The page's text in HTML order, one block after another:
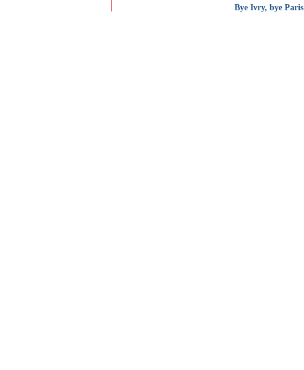
Bye Ivry, bye Paris